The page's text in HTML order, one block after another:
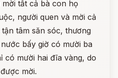
tất cả bà con họ
người quen và mời cả
tâm săn sóc, thương
bấy giờ có mười ba
có mười hai đĩa vàng, do
mời.